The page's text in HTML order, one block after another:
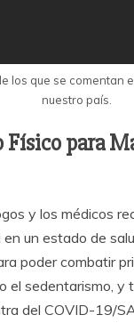
los que se comentan
nuestro país.
para
y los médicos
un estado de
poder combatir
el sedentarismo, y
del COVID-19/